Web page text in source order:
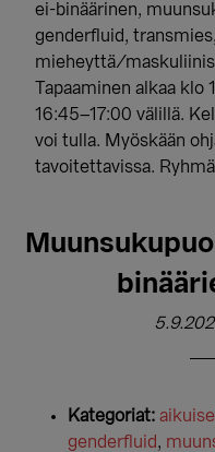
ei-binäärinen,
genderfluid,
mieheyttä/
Tapaaminen alkaa klo
16:45–17:00 välillä.
voi tulla. Myöskään
tavoitettavissa.
Kategoriat:
genderfluid,